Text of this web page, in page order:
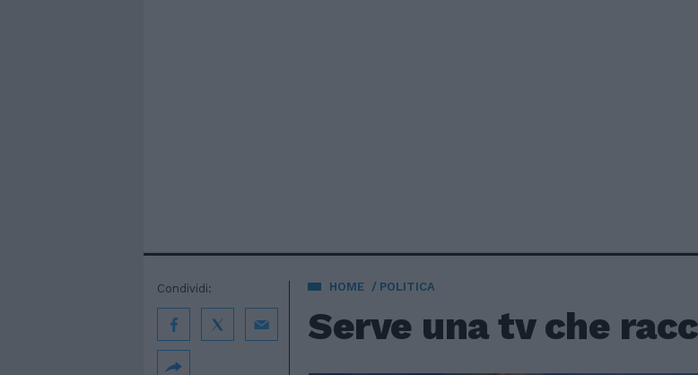
HOME POLITICA
Serve una tv che
Condividi: